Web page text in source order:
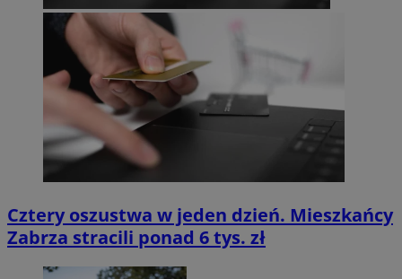
Cztery oszustwa w jeden dzień. Mieszkańcy
Zabrza stracili ponad 6 tys. zł